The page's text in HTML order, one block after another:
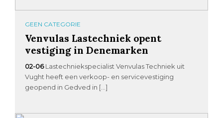
GEEN CATEGORIE
Venvulas Lastechniek opent
vestiging in Denemarken
02-06 Lastechniekspecialist Venvulas Techniek uit
Vught heeft een verkoop- en servicevestiging
geopend in Gedved in […]